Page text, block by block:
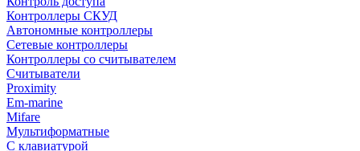
Контроллеры СКУД
Автономные контроллеры
Сетевые контроллеры
Контроллеры со считывателем
Считыватели
Proximity
Em-marine
Mifare
Мультиформатные
С клавиатурой